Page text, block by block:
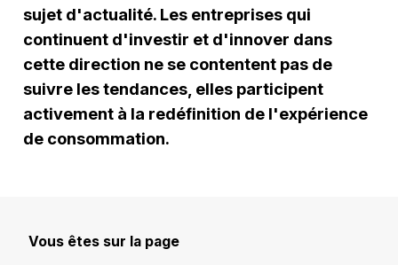
sujet d'actualité. Les entreprises qui
continuent d'investir et d'innover dans
cette direction ne se contentent pas de
suivre les tendances, elles participent
activement à la redéfinition de l'expérience
de consommation.
Vous êtes sur la page